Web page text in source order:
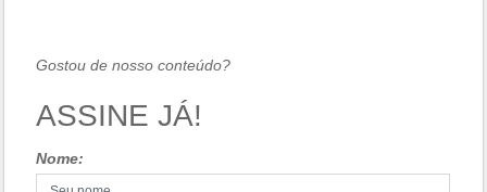
Gostou de nosso conteúdo?
ASSINE JÁ!
Nome: